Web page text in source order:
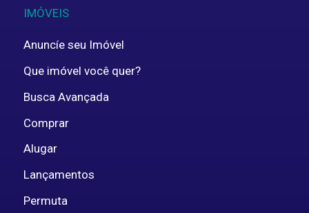
IMÓVEIS
Anuncíe seu Imóvel
Que imóvel você quer?
Busca Avançada
Comprar
Alugar
Lançamentos
Permuta